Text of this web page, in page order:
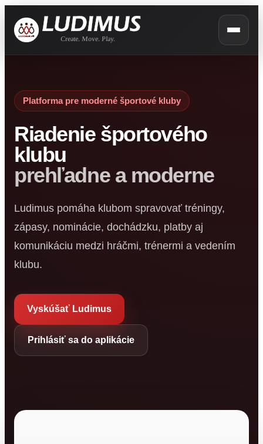
Platforma pre moderné športové kluby
Riadenie športového
klubu
prehľadne a moderne
Ludimus pomáha klubom spravovať tréningy,
zápasy, nominácie, dochádzku, platby aj
komunikáciu medzi hráčmi, trénermi a vedením
klubu.
Vyskúšať Ludimus
Prihlásiť sa do aplikácie